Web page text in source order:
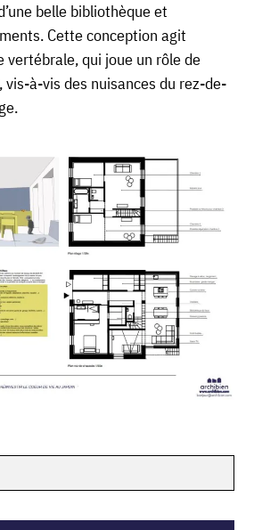
belle bibliothèque et
Cette conception agit
vertébrale, qui joue un rôle de
vis-à-vis des nuisances du rez-de-